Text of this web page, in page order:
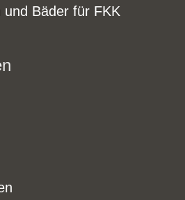
Bäder für FKK